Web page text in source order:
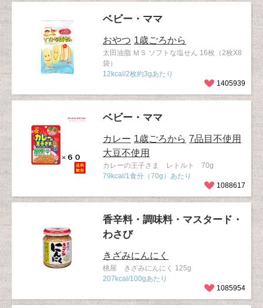
ベビー・ママ
おやつ 1歳ごろから
太田油脂 ＭＳ ソフトな塩せん 16枚（2枚X8
袋）
12kcal/2枚約3gあたり
1405939
ベビー・ママ
カレー 1歳ごろから 7品目不使用
大豆不使用
カレーの王子さま レトルト 70g
79kcal/1食分（70g）あたり
1088617
香辛料・調味料・マスタード・
わさび
きざみにんにく
桃屋 きざみにんにく 125g
207kcal/100gあたり
1085954